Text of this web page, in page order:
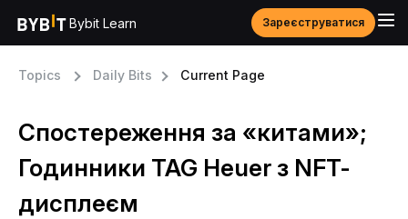
Bybit Learn Зареєструватися
Topics Daily Bits Current Page
Спостереження за «китами»;
Годинники TAG Heuer з NFT-
дисплеєм